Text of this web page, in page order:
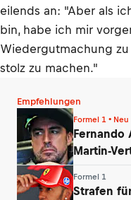
eilends an: "Aber als
bin, habe ich mir
Wiedergutmachung
stolz zu machen."
Empfehlungen
Formel 1 • Neu
Fernando
Martin-
Formel 1
Strafen